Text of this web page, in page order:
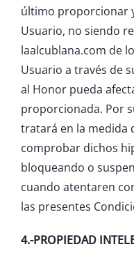
último proporcionar
Usuario, no siendo
laalcublana.com de
Usuario a través de
al Honor pueda
proporcionada. Por
tratará en la medida
comprobar dichos
bloqueando o
cuando atentaren
las presentes
4.-PROPIEDAD